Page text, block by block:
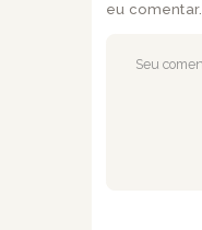
eu comentar.